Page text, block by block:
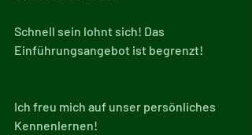
Schnell sein lohnt sich! Das
Einführungsangebot ist begrenzt!
Ich freu mich auf unser persönliches
Kennenlernen!